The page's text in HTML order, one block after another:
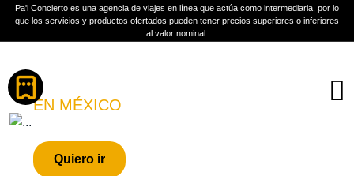
Pa'l Concierto es una agencia de viajes en línea que actúa como intermediaria, por lo
que los servicios y productos ofertados pueden tener precios superiores o inferiores
al valor nominal.
Boletos
BOYNEXTDOOR
EN MÉXICO
Quiero ir